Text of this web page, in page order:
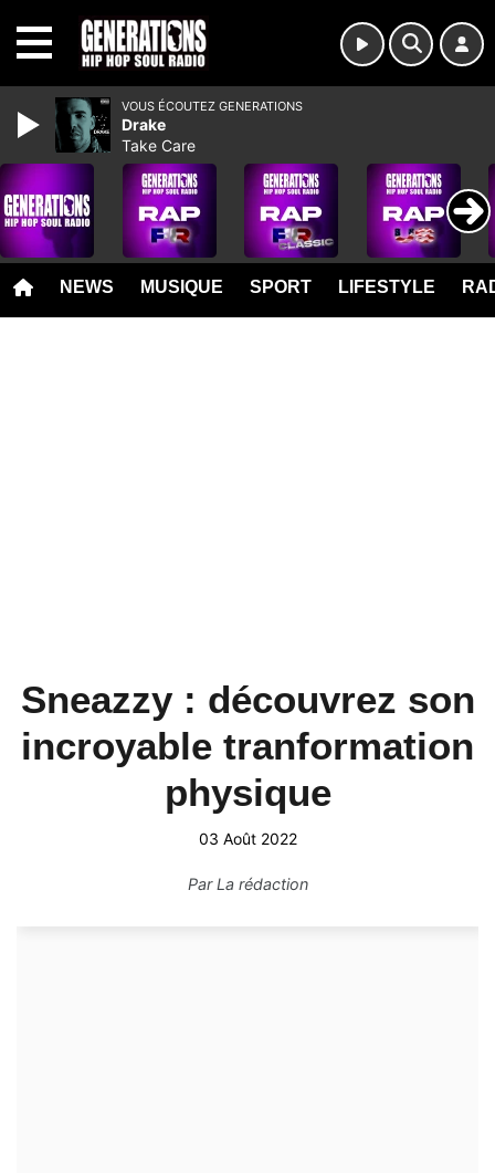
NEWS MUSIQUE SPORT LIFESTYLE
Sneazzy : découvrez son
incroyable tranformation
physique
03 Août 2022
ParLa rédaction
VOUS ÉCOUTEZ GENERATIONS
Drake
Take Care